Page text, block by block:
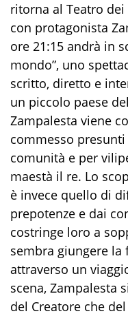
ritorna al Teatro
con protagonista
ore 21:15 andrà in
mondo”, uno
scritto, diretto e
un piccolo paese
Zampalesta viene
commesso
comunità e per
maestà il re. Lo
è invece quello di
prepotenze e dai
costringe loro a
sembra giungere
attraverso un
scena, Zampalesta
del Creatore che